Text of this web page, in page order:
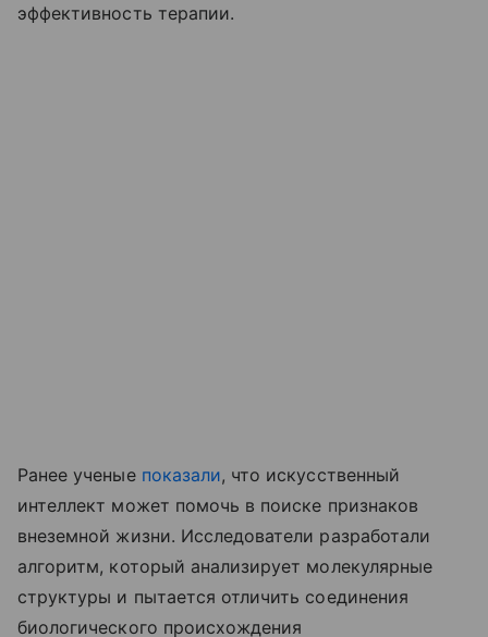
эффективность терапии.
Ранее ученые показали, что искусственный
интеллект может помочь в поиске признаков
внеземной жизни. Исследователи разработали
алгоритм, который анализирует молекулярные
структуры и пытается отличить соединения
биологического происхождения